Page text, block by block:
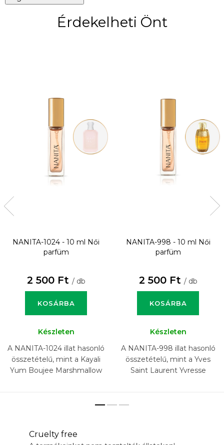
Érdekelheti Önt
NANITA-1024 - 10 ml
Női
parfüm
2 500 Ft / db
KOSÁRBA
Készleten
A NANITA-1024 illat hasonló
összetételű, mint a Kayali
Yum Boujee Marshmallow
NANITA-998 - 10 ml
Női
parfüm
2 500 Ft / db
KOSÁRBA
Készleten
A NANITA-998 illat hasonló
összetételű, mint a Yves
Saint Laurent Yvresse
Cruelty free